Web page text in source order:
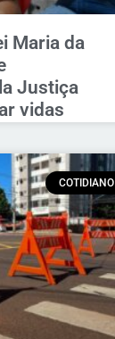
Maria da
Justiça
vidas
COTIDIANO